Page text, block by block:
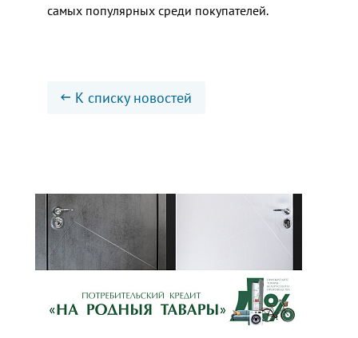
самых популярных среди покупателей.
К списку новостей